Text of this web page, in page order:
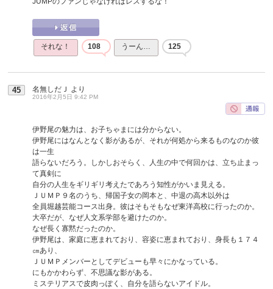
それな！ 108 うーん… 125
45 名無しだＪ より
2016年2月5日 9:42 PM
伊野尾の魅力は、お子ちゃまには分からない。
伊野尾にはなんとなく影があるが、それが何処から来るものなのか彼
は一生
語らないだろう。しかしおそらく、人生の中で何回かは、立ち止まっ
て真剣に
自分の人生をギリギリ考えたであろう知性がかいま見える。
ＪＵＭＰ９名のうち、帰国子女の岡本と、中退の高木以外は
全員堀越芸能コース出身。彼はそもそもなぜ東洋高校に行ったのか。
大卒だが、なぜ人文系学部を避けたのか。
なぜ長く寡黙だったのか。
伊野尾は、家庭に恵まれており、容姿に恵まれており、身長も１７４
㎝あり、
ＪＵＭＰメンバーとしてデビューも早々にかなっている。
にもかかわらず、不思議な影がある。
ミステリアスで皮肉っぽく、自分を語らないアイドル。